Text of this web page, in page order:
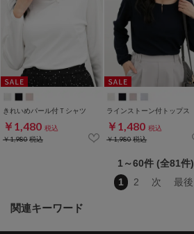
きれいめパール付Ｔシャツ
￥1,480 税込
￥1,980税込
ラインストーン付トップス
￥1,480 税込
￥1,980税込
1～60件 (全81件)
1
2 次 最後
関連キーワード